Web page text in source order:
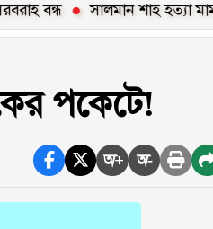
সালমান শাহ হত্যা মামলায়
পকেটে!
অ+ অ-